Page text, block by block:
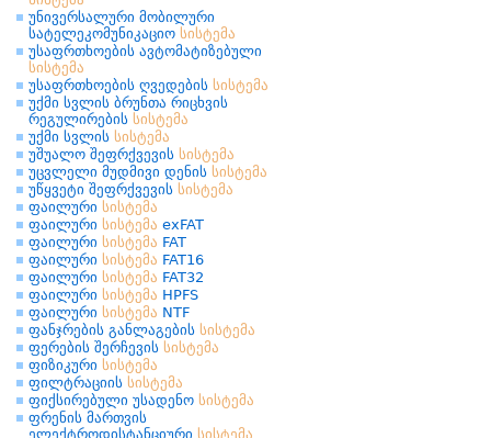
უნივერსალური მობილური
სატელეკომუნიკაციო სისტემა
უსაფრთხოების ავტომატიზებული
სისტემა
უსაფრთხოების ღვედების სისტემა
უქმი სვლის ბრუნთა რიცხვის
რეგულირების სისტემა
უქმი სვლის სისტემა
უშუალო შეფრქვევის სისტემა
უცვლელი მუდმივი დენის სისტემა
უწყვეტი შეფრქვევის სისტემა
ფაილური სისტემა
ფაილური სისტემა exFAT
ფაილური სისტემა FAT
ფაილური სისტემა FAT16
ფაილური სისტემა FAT32
ფაილური სისტემა HPFS
ფაილური სისტემა NTF
ფანჯრების განლაგების სისტემა
ფერების შერჩევის სისტემა
ფიზიკური სისტემა
ფილტრაციის სისტემა
ფიქსირებული უსადენო სისტემა
ფრენის მართვის
ელექტროდისტანციური სისტემა